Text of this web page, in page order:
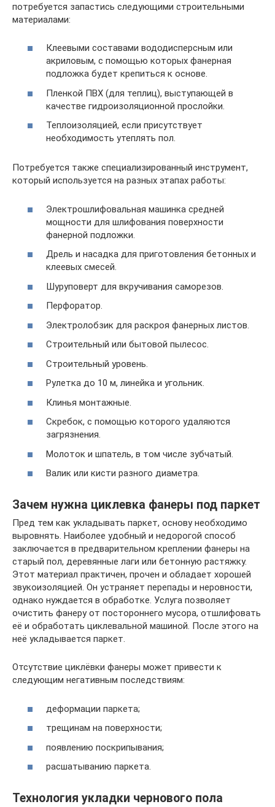
потребуется запастись следующими строительными
материалами:
Клеевыми составами вододисперсным или
акриловым, с помощью которых фанерная
подложка будет крепиться к основе.
Пленкой ПВХ (для теплиц), выступающей в
качестве гидроизоляционной прослойки.
Теплоизоляцией, если присутствует
необходимость утеплять пол.
Потребуется также специализированный инструмент,
который используется на разных этапах работы:
Электрошлифовальная машинка средней
мощности для шлифования поверхности
фанерной подложки.
Дрель и насадка для приготовления бетонных и
клеевых смесей.
Шуруповерт для вкручивания саморезов.
Перфоратор.
Электролобзик для раскроя фанерных листов.
Строительный или бытовой пылесос.
Строительный уровень.
Рулетка до 10 м, линейка и угольник.
Клинья монтажные.
Скребок, с помощью которого удаляются
загрязнения.
Молоток и шпатель, в том числе зубчатый.
Валик или кисти разного диаметра.
Зачем нужна циклевка фанеры под паркет
Пред тем как укладывать паркет, основу необходимо
выровнять. Наиболее удобный и недорогой способ
заключается в предварительном креплении фанеры на
старый пол, деревянные лаги или бетонную растяжку.
Этот материал практичен, прочен и обладает хорошей
звукоизоляцией. Он устраняет перепады и неровности,
однако нуждается в обработке. Услуга позволяет
очистить фанеру от постороннего мусора, отшлифовать
её и обработать циклевальной машиной. После этого на
неё укладывается паркет.
Отсутствие циклёвки фанеры может привести к
следующим негативным последствиям:
деформации паркета;
трещинам на поверхности;
появлению поскрипывания;
расшатыванию паркета.
Технология укладки чернового пола